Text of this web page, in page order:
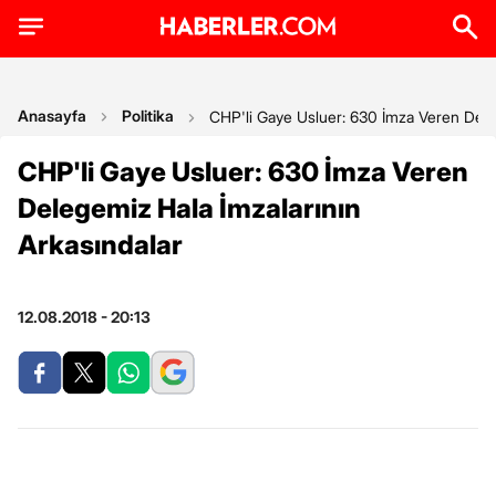
Anasayfa Politika CHP'li Gaye Usluer: 630 İmza Veren
CHP'li Gaye Usluer: 630 İmza Veren
Delegemiz Hala İmzalarının
Arkasındalar
12.08.2018 - 20:13